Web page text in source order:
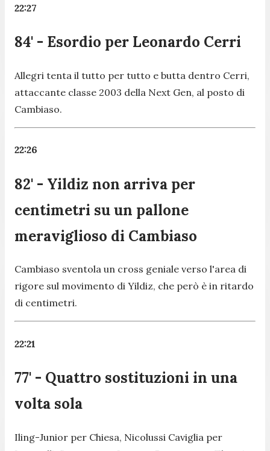
22:27
84' - Esordio per Leonardo Cerri
Allegri tenta il tutto per tutto e butta dentro Cerri,
attaccante classe 2003 della Next Gen, al posto di
Cambiaso.
22:26
82' - Yildiz non arriva per
centimetri su un pallone
meraviglioso di Cambiaso
Cambiaso sventola un cross geniale verso l'area di
rigore sul movimento di Yildiz, che però è in ritardo
di centimetri.
22:21
77' - Quattro sostituzioni in una
volta sola
Iling-Junior per Chiesa, Nicolussi Caviglia per